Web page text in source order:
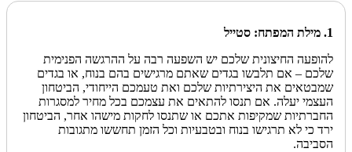
1. מילת המפתח: סטייל
להופעה החיצונית שלכם יש השפעה רבה על ההרגשה הפנימית
שלכם – אם תלבשו בגדים שאתם מרגישים בהם בנוח, או בגדים
שמבטאים את היצירתיות שלכם ואת טעמכם הייחודי, הביטחון
העצמי יעלה. אם תנסו להתאים את עצמכם בכל מחיר למסגרות
החברתיות שמקיפות אתכם או שתנסו לחקות מישהו אחר, הביטחון
ירד כי לא תרגישו בנוח ובטבעיות וכל הזמן תחששו מתגובות
הסביבה.